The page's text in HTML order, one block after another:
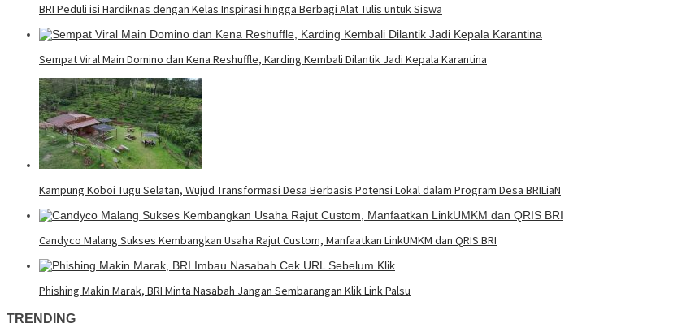
BRI Peduli isi Hardiknas dengan Kelas Inspirasi hingga Berbagi Alat Tulis untuk Siswa
Sempat Viral Main Domino dan Kena Reshuffle, Karding Kembali Dilantik Jadi Kepala Karantina
Kampung Koboi Tugu Selatan, Wujud Transformasi Desa Berbasis Potensi Lokal dalam Program Desa BRILiaN
Candyco Malang Sukses Kembangkan Usaha Rajut Custom, Manfaatkan LinkUMKM dan QRIS BRI
Phishing Makin Marak, BRI Minta Nasabah Jangan Sembarangan Klik Link Palsu
TRENDING